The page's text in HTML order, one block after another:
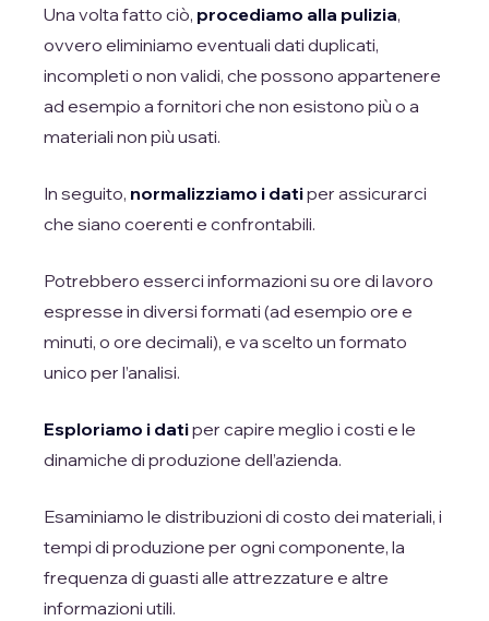
Una volta fatto ciò, procediamo alla pulizia,
ovvero eliminiamo eventuali dati duplicati,
incompleti o non validi, che possono appartenere
ad esempio a fornitori che non esistono più o a
materiali non più usati.
In seguito, normalizziamo i datiper assicurarci
che siano coerenti e confrontabili.
Potrebbero esserci informazioni su ore di lavoro
espresse in diversi formati (ad esempio ore e
minuti, o ore decimali), e va scelto un formato
unico per l’analisi.
Esploriamo i datiper capire meglio i costi e le
dinamiche di produzione dell’azienda.
Esaminiamo le distribuzioni di costo dei materiali, i
tempi di produzione per ogni componente, la
frequenza di guasti alle attrezzature e altre
informazioni utili.